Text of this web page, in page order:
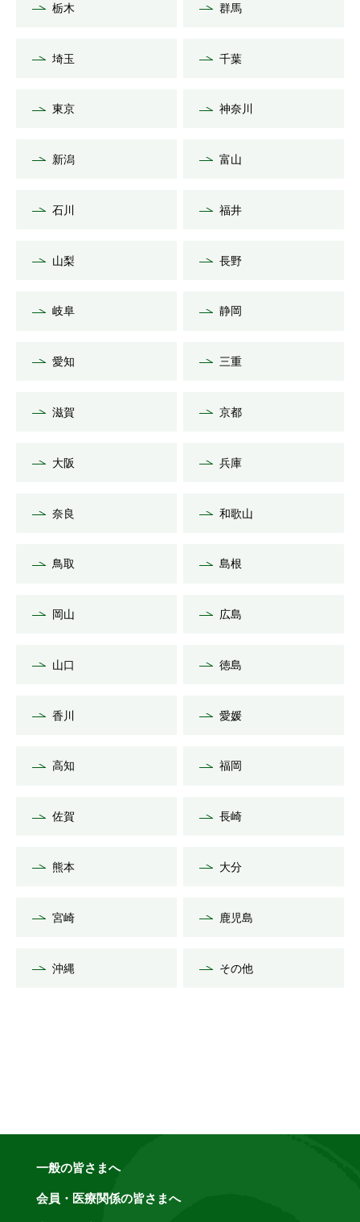
栃木 群馬
埼玉 千葉
東京 神奈川
新潟 富山
石川 福井
山梨 長野
岐阜 静岡
愛知 三重
滋賀 京都
大阪 兵庫
奈良 和歌山
鳥取 島根
岡山 広島
山口 徳島
香川 愛媛
高知 福岡
佐賀 長崎
熊本 大分
宮崎 鹿児島
沖縄 その他
一般の皆さまへ
会員・医療関係の皆さまへ